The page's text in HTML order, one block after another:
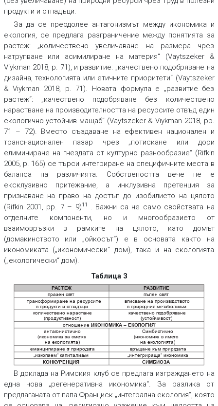
продукти и отпадъци.
За да се преодолее антагонизмът между икономика и
екология, се предлага разграничение между понятията за
растеж: „количествено увеличаване на размера чрез
натрупване или асимилиране на материя“ (Vaytszeker &
Viykman 2018, p. 71), и развитие: „качествено подобряване на
дизайна, технологията или етичните приоритети“ (Vaytszeker
& Viykman 2018, p. 71). Новата формула е „развитие без
растеж“: „качествено подобряване без количествено
нарастване на производителността на ресурсите отвъд един
екологично устойчив мащаб“ (Vaytszeker & Viykman 2018, рp.
71 – 72). Вместо създаване на ефективен национален и
транснационален пазар чрез „потискане или дори
елиминиране на гнездата от културно разнообразие“ (Rifkin
2005, p. 165) се търси интегриране на специфичните места в
баланса на различията. Собствеността вече не е
ексклузивно притежание, а инклузивна претенция за
признаване на право на достъп до изобилието на цялото
(Rifkin 2001, pр. 7 – 9)11
. Важни са не само свойствата на
отделните компоненти, но и многообразието от
взаимовръзки в рамките на цялото, като домът
(домакинството или „ойкосът“) е в основата както на
икономиката („икономически“ дом), така и на екологията
(„екологически“ дом).
Таблица 3
РАСТ ЕЖ РАЗВИТИЕ
празен свят
пълен свят
трансформиране на ресурсите
в продукти и отпадъци
вписване на производството
в природния метаболизъм
количествено нарастване
(продуктивност)
качествено подобряване
(устойчивост)
отношение „ИКОНОМИКА – ЕКОЛОГИЯ“
антагонистично
(икономика за сметка
на екологията)
Симбиотично
(икономика в името
на екологията)
еманципиране от природата връщане към природата
„изкопаем“ капитализъм „интегрираща“ икономика
КОНКУРЕНЦИЯ СИМБИОЗА
В доклада на Римския клуб се предлага изграждането на
една нова „регенеративна икономика“. За разлика от
предлаганата от папа Франциск „интегрална екология“, която